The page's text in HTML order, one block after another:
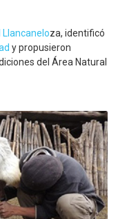
Llancaneloza, identificó
y propusieron
del Área Natural